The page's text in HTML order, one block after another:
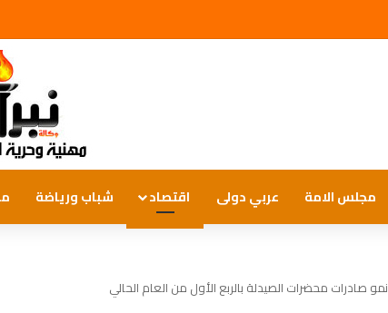
مجلس الامة عربي دولى اقتصاد شباب ورياضة
نمو صادرات محضرات الصيدلة بالربع الأول من العام الحالي